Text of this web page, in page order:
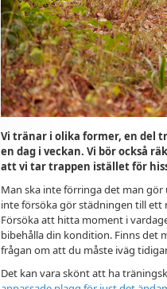
Vi tränar i olika former, en del
en dag i veckan. Vi bör också
att vi tar trappen istället för
Man ska inte förringa det man
inte försöka gör städningen till
Försöka att hitta moment i
bibehålla din kondition. Finns det
frågan om att du måste iväg
Det kan vara skönt att ha